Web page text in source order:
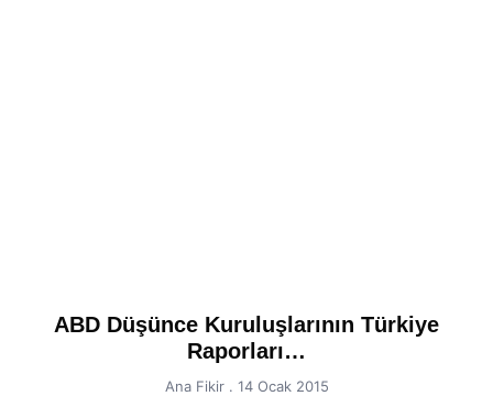
ABD Düşünce Kuruluşlarının Türkiye
Raporları…
Ana Fikir 14 Ocak 2015